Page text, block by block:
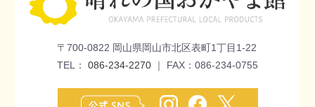
〒700-0822 岡山県岡山市北区表町1丁目1-22
TEL： 086-234-2270 ｜ FAX：086-234-0755